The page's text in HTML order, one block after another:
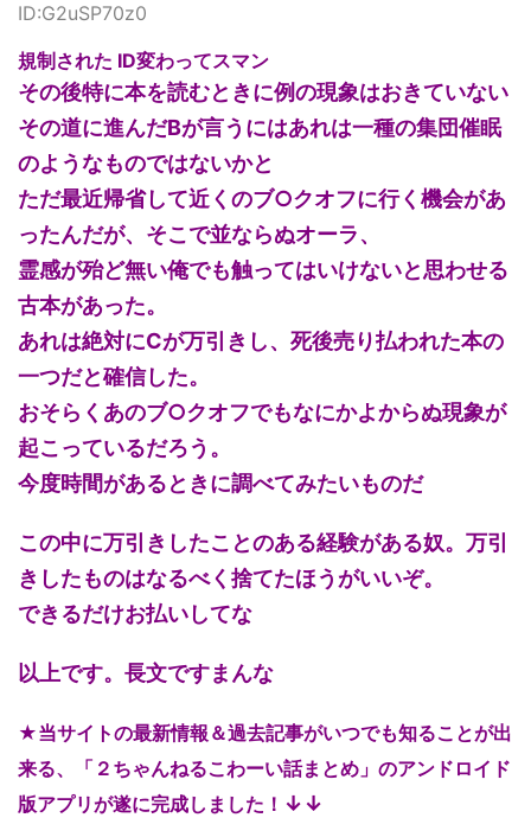
ID:G2uSP70z0
規制された ID変わってスマン
その後特に本を読むときに例の現象はおきていない
その道に進んだBが言うにはあれは一種の集団催眠
のようなものではないかと
ただ最近帰省して近くのブ○クオフに行く機会があ
ったんだが、そこで並ならぬオーラ、
霊感が殆ど無い俺でも触ってはいけないと思わせる
古本があった。
あれは絶対にCが万引きし、死後売り払われた本の
一つだと確信した。
おそらくあのブ○クオフでもなにかよからぬ現象が
起こっているだろう。
今度時間があるときに調べてみたいものだ
この中に万引きしたことのある経験がある奴。万引
きしたものはなるべく捨てたほうがいいぞ。
できるだけお払いしてな
以上です。長文ですまんな
★当サイトの最新情報＆過去記事がいつでも知ることが出
来る、「２ちゃんねるこわーい話まとめ」のアンドロイド
版アプリが遂に完成しました！ ↓↓